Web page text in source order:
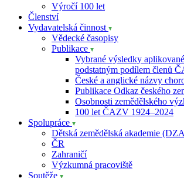
Výročí 100 let
Členství
Vydavatelská činnost
Vědecké časopisy
Publikace
Vybrané výsledky
podstatným podílem členů
České a anglické názvy
Publikace Odkaz českého
Osobnosti zemědělského
100 let ČAZV 1924–2024
Spolupráce
Dětská zemědělská akademie
ČR
Zahraničí
Výzkumná pracoviště
Soutěže